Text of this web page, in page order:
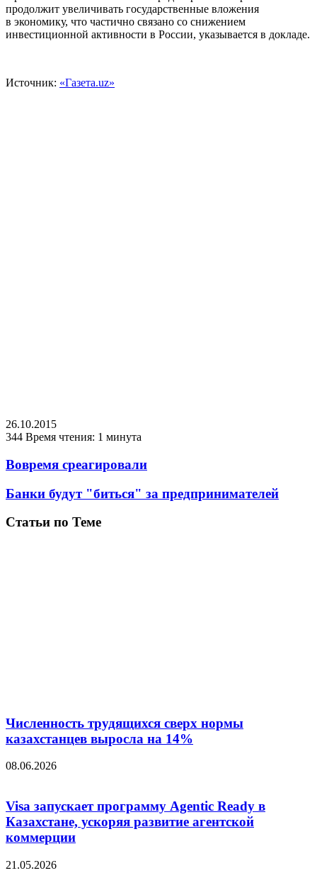
продолжит увеличивать государственные вложения
в экономику, что частично связано со снижением
инвестиционной активности в России, указывается в докладе.
Источник: «Газета.uz»
26.10.2015
344 Время чтения: 1 минута
Вовремя среагировали
Банки будут "биться" за предпринимателей
Статьи по Теме
Численность трудящихся сверх нормы
казахстанцев выросла на 14%
08.06.2026
Visa запускает программу Agentic Ready в
Казахстане, ускоряя развитие агентской
коммерции
21.05.2026